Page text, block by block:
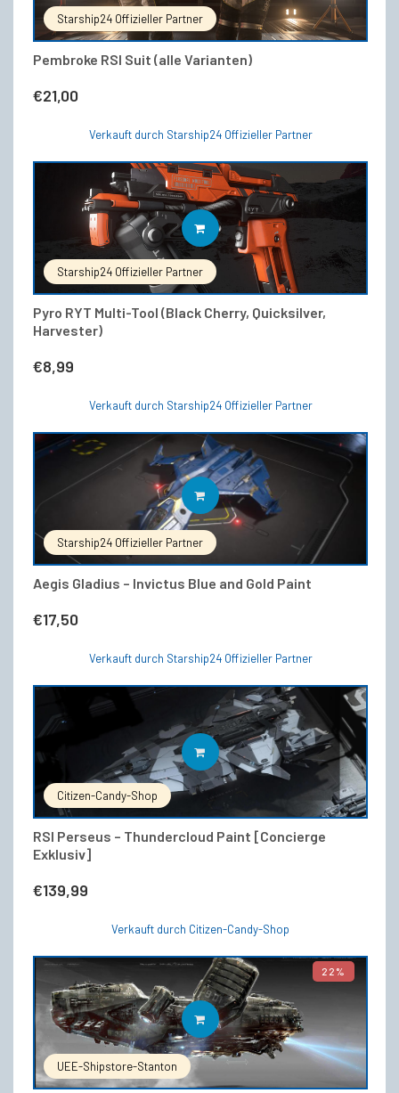
Starship24 Offizieller Partner
Pembroke RSI Suit (alle Varianten)
€21,00
mehrere
Varianten
auf.
Die
Produktseite
werden
Verkauft durch Starship24 Offizieller Partner
Starship24 Offizieller Partner
Pyro RYT Multi-Tool (Black Cherry, Quicksilver,
Harvester)
€8,99
AUSFÜHRUNG WÄHLEN
Dieses
Produkt
weist
mehrere
Varianten
auf.
Die
gewählt
Verkauft durch Starship24 Offizieller Partner
Starship24 Offizieller Partner
Aegis Gladius – Invictus Blue and Gold Paint
€17,50
IN DEN WARENKORB
Verkauft durch Starship24 Offizieller Partner
Citizen-Candy-Shop
RSI Perseus – Thundercloud Paint [Concierge
Exklusiv]
€139,99
IN DEN WARENKORB
Verkauft durch Citizen-Candy-Shop
22%
UEE-Shipstore-Stanton
IN DEN WARENKORB